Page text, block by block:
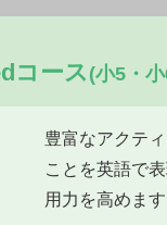
コース(小5・
豊富なアクテ
ことを英語で
用力を高めます